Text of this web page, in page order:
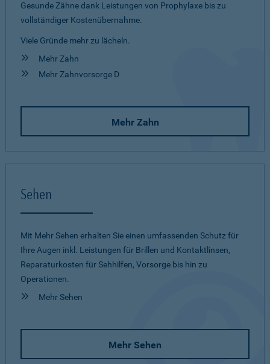
Gesunde Zähne dank Leistungen von Prophylaxe bis zu
vollständiger Kostenübernahme.
Viele Gründe mehr zu lächeln.
Mehr Zahn
Mehr Zahnvorsorge D
Mehr Zahn
Sehen
Mit Mehr Sehen erhalten Sie einen umfassenden Schutz für
Ihre Augen inkl. Leistungen für Brillen und Kontaktlinsen,
Reparaturkosten für Sehhilfen, Vorsorge bis hin zu
Operationen.
Mehr Sehen
Mehr Sehen